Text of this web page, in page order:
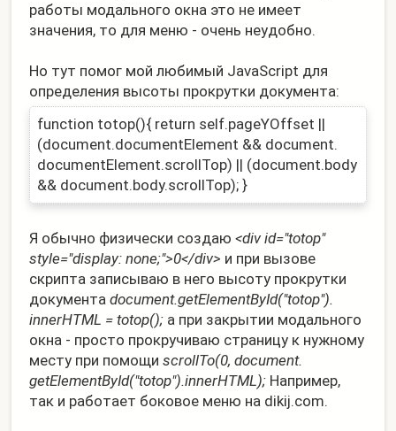
работы модального окна это не имеет
значения, то для меню - очень неудобно.
Но тут помог мой любимый JavaScript для
определения высоты прокрутки документа:
function totop(){ return self.pageYOffset ||
(document.documentElement && document.
documentElement.scrollTop) || (document.body
&& document.body.scrollTop); }
Я обычно физически создаю<div id="totop"
style="display: none;">0</div> и при вызове
скрипта записываю в него высоту прокрутки
документаdocument.getElementById("totop").
innerHTML = totop(); а при закрытии модального
окна - просто прокручиваю страницу к нужному
месту при помощиscrollTo(0, document.
getElementById("totop").innerHTML); Например,
так и работает боковое меню на dikij.com.